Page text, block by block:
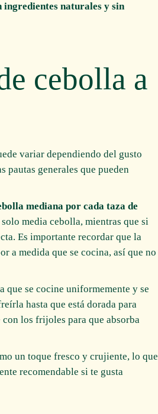
naturales y sin
cebolla a
variar dependiendo del gusto
pautas generales que pueden
mediana por cada taza de
media cebolla, mientras que si
Es importante recordar que la
a medida que se cocina, así que no
que se cocine uniformemente y se
hasta que está dorada para
los frijoles para que absorba
un toque fresco y crujiente, lo que
recomendable si te gusta